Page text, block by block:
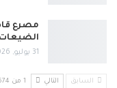
مصرع
الضيعات
31 يوليو, 2026
السابق التالي 1 من 574